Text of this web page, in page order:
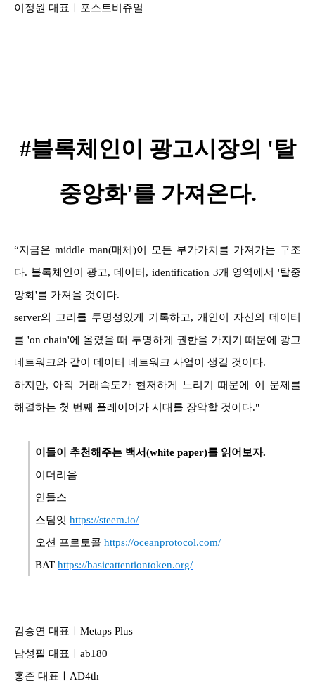
이정원 대표ㅣ포스트비쥬얼
#블록체인이 광고시장의 '탈
중앙화'를 가져온다.
“지금은 middle man(매체)이 모든 부가가치를 가져가는 구조
다. 블록체인이 광고, 데이터, identification 3개 영역에서 '탈중
앙화'를 가져올 것이다.
server의 고리를 투명성있게 기록하고, 개인이 자신의 데이터
를 'on chain'에 올렸을 때 투명하게 권한을 가지기 때문에 광고
네트워크와 같이 데이터 네트워크 사업이 생길 것이다.
하지만, 아직 거래속도가 현저하게 느리기 때문에 이 문제를
해결하는 첫 번째 플레이어가 시대를 장악할 것이다."
이들이 추천해주는 백서(white paper)를 읽어보자.
이더리움
인돌스
스팀잇 https://steem.io/
오션 프로토콜 https://oceanprotocol.com/
BAT https://basicattentiontoken.org/
김승연 대표ㅣMetaps Plus
남성필 대표ㅣab180
홍준 대표ㅣAD4th